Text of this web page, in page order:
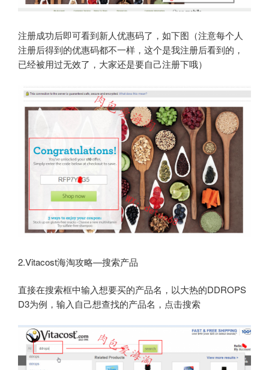
注册成功后即可看到新人优惠码了，如下图（注意每个人
注册后得到的优惠码都不一样，这个是我注册后看到的，
已经被用过无效了，大家还是要自己注册下哦）
2.Vitacost海淘攻略—搜索产品
直接在搜索框中输入想要买的产品名，以大热的DDROPS
D3为例，输入自己想查找的产品名，点击搜索